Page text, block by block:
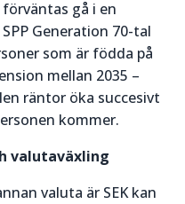
gå i en
Generation 70-tal
som är födda på
mellan 2035 –
räntor öka succesivt
kommer.
valutaväxling
valuta är SEK kan